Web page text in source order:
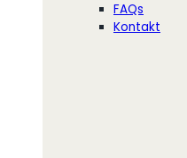
FAQs
Kontakt